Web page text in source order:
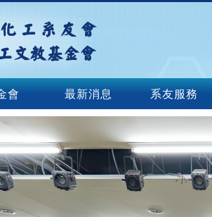
會 最新消息 系友服務